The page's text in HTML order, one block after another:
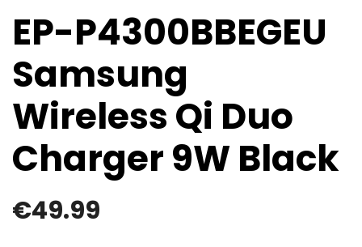
EP-P4300BBEGEU
Samsung
Wireless Qi Duo
Charger 9W Black
€49.99